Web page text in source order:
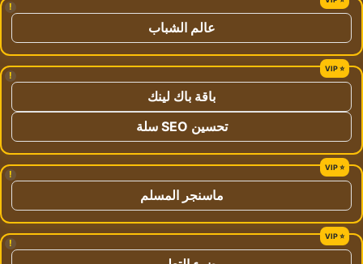
!
عالم الشباب
!
باقة باك لينك
تحسين SEO سلة
!
ماسنجر المسلم
!